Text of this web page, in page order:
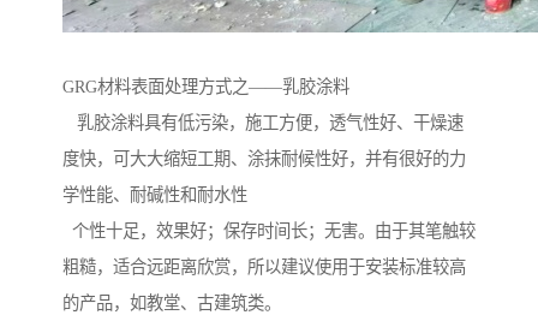
GRG材料表面处理方式之——乳胶涂料
乳胶涂料具有低污染，施工方便，透气性好、干燥速
度快，可大大缩短工期、涂抹耐候性好，并有很好的力
学性能、耐碱性和耐水性
个性十足，效果好；保存时间长；无害。由于其笔触较
粗糙，适合远距离欣赏，所以建议使用于安装标准较高
的产品，如教堂、古建筑类。